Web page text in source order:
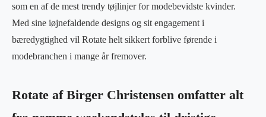
som en af de mest trendy tøjlinjer for modebevidste kvinder.
Med sine iøjnefaldende designs og sit engagement i
bæredygtighed vil Rotate helt sikkert forblive førende i
modebranchen i mange år fremover.
Rotate af Birger Christensen omfatter alt